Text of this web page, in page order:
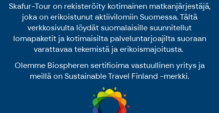
Skafur-Tour on rekisteröity kotimainen matkanjärjestäjä,
joka on erikoistunut aktiivilomiin Suomessa. Tältä
verkkosivulta löydät suomalaisille suunnitellut
lomapaketit ja kotimaisilta palveluntarjoajilta suoraan
varattavaa tekemistä ja erikoismajoitusta.
Olemme Biospheren sertifioima vastuullinen yritys ja
meillä on Sustainable Travel Finland -merkki.